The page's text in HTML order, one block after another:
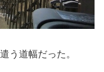
う道幅だった。